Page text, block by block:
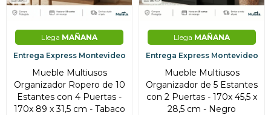
Llega MAÑANA
Entrega Express Montevideo
Mueble Multiusos
Organizador Ropero de 10
Estantes con 4 Puertas -
170x 89 x 31,5 cm - Tabaco
Llega MAÑANA
Entrega Express Montevideo
Mueble Multiusos
Organizador de 5 Estantes
con 2 Puertas - 170x 45,5 x
28,5 cm - Negro